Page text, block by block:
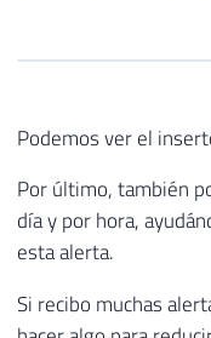
Podemos ver el
Por último, también
día y por hora,
esta alerta.
Si recibo muchas